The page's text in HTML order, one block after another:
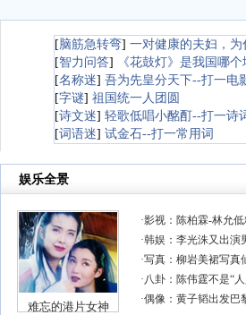
[脑筋急转弯] 一对健康的夫妇，为
[智力问答] 《花鼓灯》是我国哪
[名称迷] 吾为先皇分天下--打一电
[字谜] 祖国统一人团圆
[诗文迷] 轻歌低唱小酩酊--打一诗
[词语迷] 试金石--打一常用词